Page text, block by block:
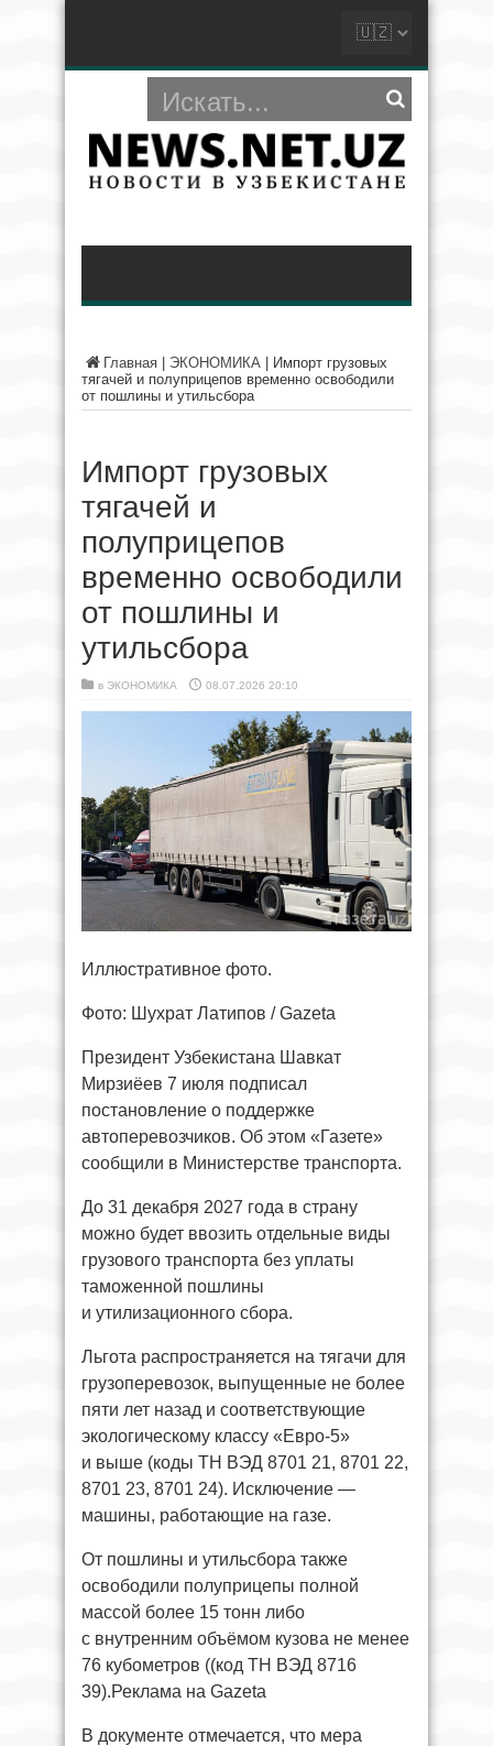
Главная ЭКОНОМИКА
Импорт грузовых
тягачей и полуприцепов временно освободили
от пошлины и утильсбора
Импорт грузовых
тягачей и
полуприцепов
временно освободили
от пошлины и
утильсбора
в ЭКОНОМИКА 08.07.2026 20:10
Иллюстративное фото.
Фото: Шухрат Латипов / Gazeta
Президент Узбекистана Шавкат
Мирзиёев 7 июля подписал
постановление о поддержке
автоперевозчиков. Об этом «Газете»
сообщили в Министерстве транспорта.
До 31 декабря 2027 года в страну
можно будет ввозить отдельные виды
грузового транспорта без уплаты
таможенной пошлины
и утилизационного сбора.
Льгота распространяется на тягачи для
грузоперевозок, выпущенные не более
пяти лет назад и соответствующие
экологическому классу «Евро-5»
и выше (коды ТН ВЭД 8701 21, 8701 22,
8701 23, 8701 24). Исключение —
машины, работающие на газе.
От пошлины и утильсбора также
освободили полуприцепы полной
массой более 15 тонн либо
с внутренним объёмом кузова не менее
76 кубометров ((код ТН ВЭД 8716
39).Реклама на Gazeta
В документе отмечается, что мера